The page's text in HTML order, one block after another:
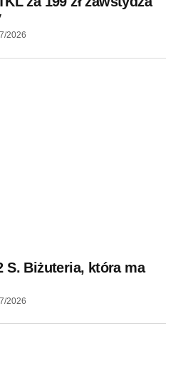
2026
S. Biżuteria, która ma
2026